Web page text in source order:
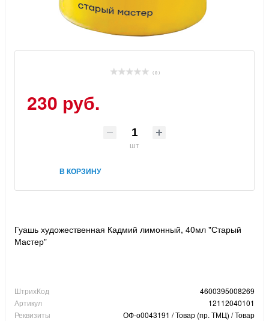
( 0 )
230 руб.
шт
В КОРЗИНУ
Гуашь художественная Кадмий лимонный, 40мл "Старый
Мастер"
ШтрихКод
4600395008269
Артикул
12112040101
Реквизиты
ОФ-о0043191 / Товар (пр. ТМЦ) / Товар